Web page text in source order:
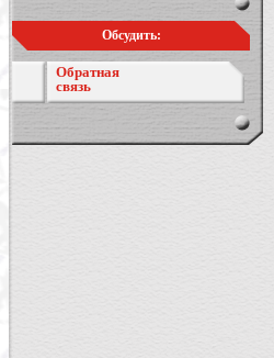
Обсудить:
Обратная
связь